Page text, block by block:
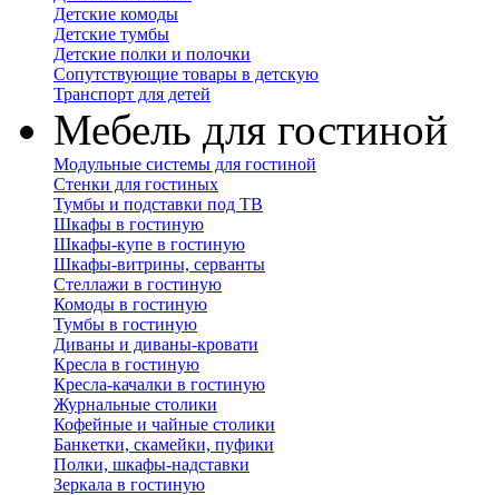
Детские комоды
Детские тумбы
Детские полки и полочки
Сопутствующие товары в детскую
Транспорт для детей
Мебель для гостиной
Модульные системы для гостиной
Стенки для гостиных
Тумбы и подставки под ТВ
Шкафы в гостиную
Шкафы-купе в гостиную
Шкафы-витрины, серванты
Стеллажи в гостиную
Комоды в гостиную
Тумбы в гостиную
Диваны и диваны-кровати
Кресла в гостиную
Кресла-качалки в гостиную
Журнальные столики
Кофейные и чайные столики
Банкетки, скамейки, пуфики
Полки, шкафы-надставки
Зеркала в гостиную